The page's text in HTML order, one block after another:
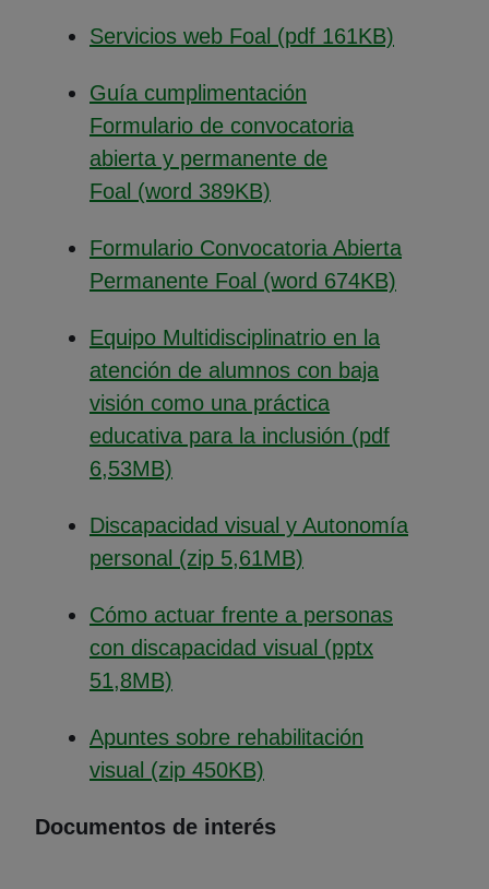
Servicios web Foal (pdf 161KB)
Guía cumplimentación
Formulario de convocatoria
abierta y permanente de
Foal (word 389KB)
Formulario Convocatoria Abierta
Permanente Foal (word 674KB)
Equipo Multidisciplinatrio en la
atención de alumnos con baja
visión como una práctica
educativa para la inclusión (pdf
6,53MB)
Discapacidad visual y Autonomía
personal (zip 5,61MB)
Cómo actuar frente a personas
con discapacidad visual (pptx
51,8MB)
Apuntes sobre rehabilitación
visual (zip 450KB)
Documentos de interés